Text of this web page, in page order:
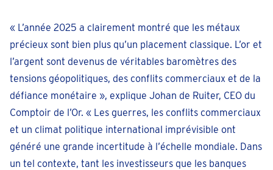
« L’année 2025 a clairement montré que les métaux
précieux sont bien plus qu’un placement classique. L’or et
l’argent sont devenus de véritables baromètres des
tensions géopolitiques, des conflits commerciaux et de la
défiance monétaire », explique Johan de Ruiter, CEO du
Comptoir de l’Or. « Les guerres, les conflits commerciaux
et un climat politique international imprévisible ont
généré une grande incertitude à l’échelle mondiale. Dans
un tel contexte, tant les investisseurs que les banques